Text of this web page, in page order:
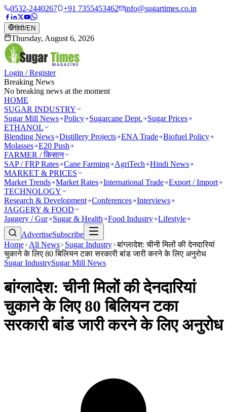
0532-2440267 +91 7355453462 info@sugartimes.co.in
हिंदी/EN
Thursday, August 6, 2026
Login / Register
Breaking News
No breaking news at the moment
HOME
SUGAR INDUSTRY
Sugar Mill News Policy Sugarcane Dept.
Sugar Prices
ETHANOL
Blending News Distillery Projects ENA Trade Biofuel Policy
Molasses E20 Push
FARMER / किसान
SAP / FRP Rates Cane Farming AgriTech
Hindi News
MARKET & PRICES
Market Trends Market Rates International Trade Export / Import
TECHNOLOGY
Research & Development Conferences Interviews
JAGGERY & FOOD
Jaggery / Gur
Sugar & Health Food Industry Lifestyle
AdvertiseSubscribe
Home
All News Sugar Industry बांग्लादेश: चीनी मिलों की देनदारियां
चुकाने के लिए 80 बिलियन टका सरकारी बांड जारी करने के लिए अनुरोध
Sugar IndustrySugar Mill News
बांग्लादेश: चीनी मिलों की देनदारियां
चुकाने के लिए 80 बिलियन टका
सरकारी बांड जारी करने के लिए अनुरोध